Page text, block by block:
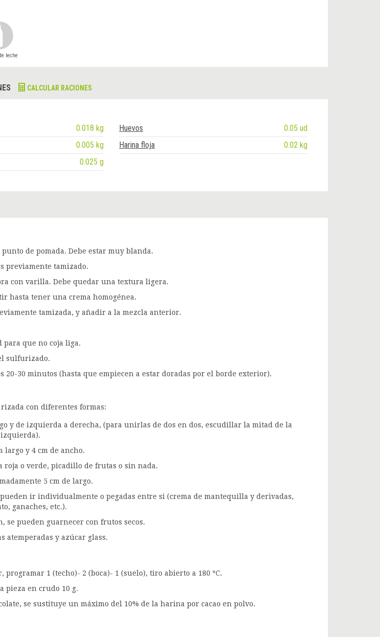
leche
CALCULAR RACIONES
0.018 kg Huevos
0.05 ud
0.005 kg Harina floja
0.02 kg
0.025 g
de pomada. Debe estar muy blanda.
previamente tamizado.
con varilla. Debe quedar una textura ligera.
hasta tener una crema homogénea.
tamizada, y añadir a la mezcla anterior.
para que no coja liga.
sulfurizado.
20-30 minutos (hasta que empiecen a estar doradas por el borde exterior).
con diferentes formas:
y de izquierda a derecha, (para unirlas de dos en dos, escudillar la mitad de la
izquierda).
largo y 4 cm de ancho.
roja o verde, picadillo de frutas o sin nada.
5 cm de largo.
pueden ir individualmente o pegadas entre si (crema de mantequilla y derivadas,
ganaches, etc.).
se pueden guarnecer con frutos secos.
atemperadas y azúcar glass.
1 (techo)- 2 (boca)- 1 (suelo), tiro abierto a 180 ºC.
pieza en crudo 10 g.
se sustituye un máximo del 10% de la harina por cacao en polvo.